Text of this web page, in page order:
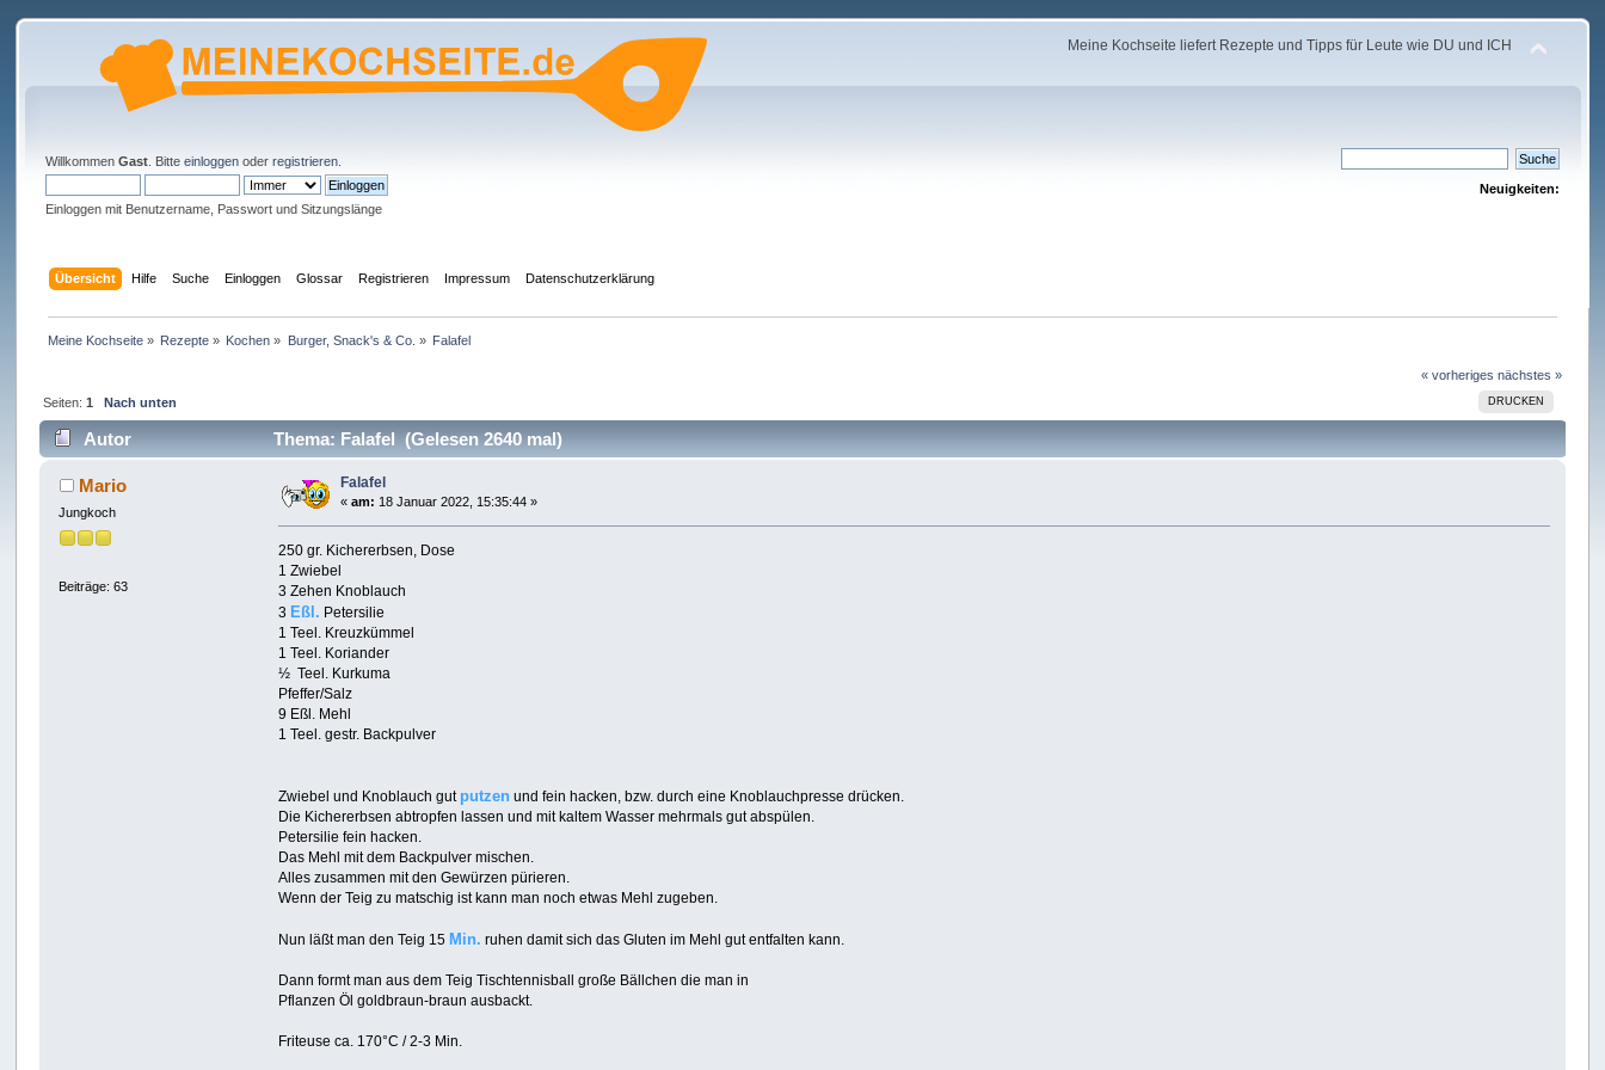
Meine Kochseite liefert Rezepte und Tipps für Leute wie DU und ICH
WillkommenGast . Bitteeinloggen oderregistrieren
Einloggen mit Benutzername, Passwort und Sitzungslänge
Neuigkeiten:
Übersicht Hilfe Suche Einloggen Glossar Registrieren Impressum Datenschutzerklärung
Meine Kochseite» Rezepte » Kochen » Burger, Snack's & Co. » Falafel
« vorheriges nächstes »
DRUCKEN
Seiten: 1 Nach unten
Autor Thema: Falafel (Gelesen 2640 mal)
Mario
Jungkoch
Beiträge: 63
Falafel
«am: 18 Januar 2022, 15:35:44 »
250 gr. Kichererbsen, Dose
1 Zwiebel
3 Zehen Knoblauch
3 Eßl. Petersilie
1 Teel. Kreuzkümmel
1 Teel. Koriander
½ Teel. Kurkuma
Pfeffer/Salz
9 Eßl. Mehl
1 Teel. gestr. Backpulver
Zwiebel und Knoblauch gut putzen und fein hacken, bzw. durch eine Knoblauchpresse drücken.
Die Kichererbsen abtropfen lassen und mit kaltem Wasser mehrmals gut abspülen.
Petersilie fein hacken.
Das Mehl mit dem Backpulver mischen.
Alles zusammen mit den Gewürzen pürieren.
Wenn der Teig zu matschig ist kann man noch etwas Mehl zugeben.
Nun läßt man den Teig 15 Min. ruhen damit sich das Gluten im Mehl gut entfalten kann.
Dann formt man aus dem Teig Tischtennisball große Bällchen die man in
Pflanzen Öl goldbraun-braun ausbackt.
Friteuse ca. 170°C / 2-3 Min.